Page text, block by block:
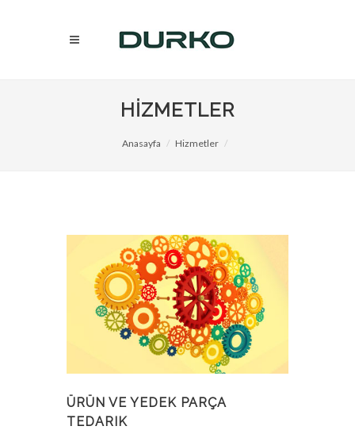
HİZMETLER
Anasayfa Hizmetler
ÜRÜN VE YEDEK PARÇA
TEDARIK